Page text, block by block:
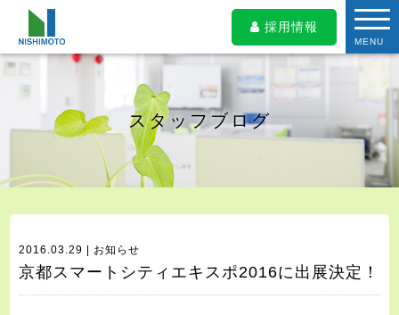
採用情報
MENU
スタッフブログ
2016.03.29 | お知らせ
京都スマートシティエキスポ2016に出展決定！